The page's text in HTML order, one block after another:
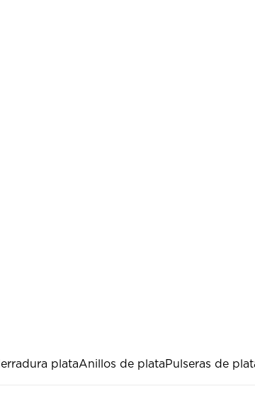
plataAnillos de plataPulseras de